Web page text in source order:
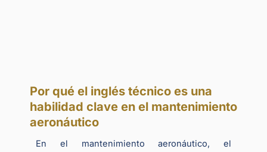
Por qué el inglés técnico es una
habilidad clave en el mantenimiento
aeronáutico
En el mantenimiento aeronáutico, el